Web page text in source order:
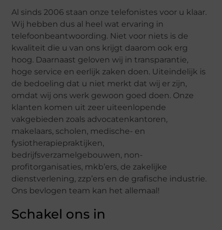
Al sinds 2006 staan onze telefonistes voor u klaar.
Wij hebben dus al heel wat ervaring in
telefoonbeantwoording. Niet voor niets is de
kwaliteit die u van ons krijgt daarom ook erg
hoog. Daarnaast geloven wij in transparantie,
hoge service en eerlijk zaken doen. Uiteindelijk is
de bedoeling dat u niet merkt dat wij er zijn,
omdat wij ons werk gewoon goed doen. Onze
klanten komen uit zeer uiteenlopende
vakgebieden zoals advocatenkantoren,
makelaars, scholen, medische- en
fysiotherapiepraktijken,
bedrijfsverzamelgebouwen, non-
profitorganisaties, mkb’ers, de zakelijke
dienstverlening, zzp’ers en de grafische industrie.
Ons bevlogen team kan het allemaal!
Schakel ons in